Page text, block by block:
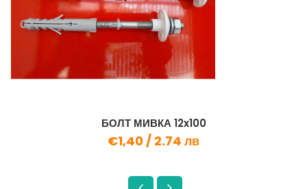
БОЛТ МИВКА 12x100
€1,40 / 2.74 лв